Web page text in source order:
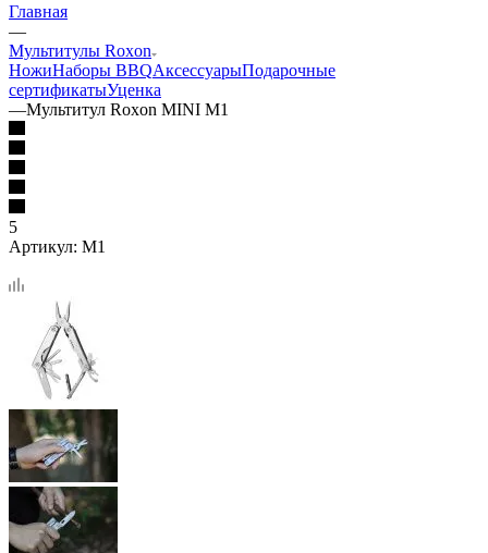
Главная
—
Мультитулы Roxon
НожиНаборы BBQАксессуарыПодарочные
сертификатыУценка
—Мультитул Roxon MINI M1
5
Артикул: M1